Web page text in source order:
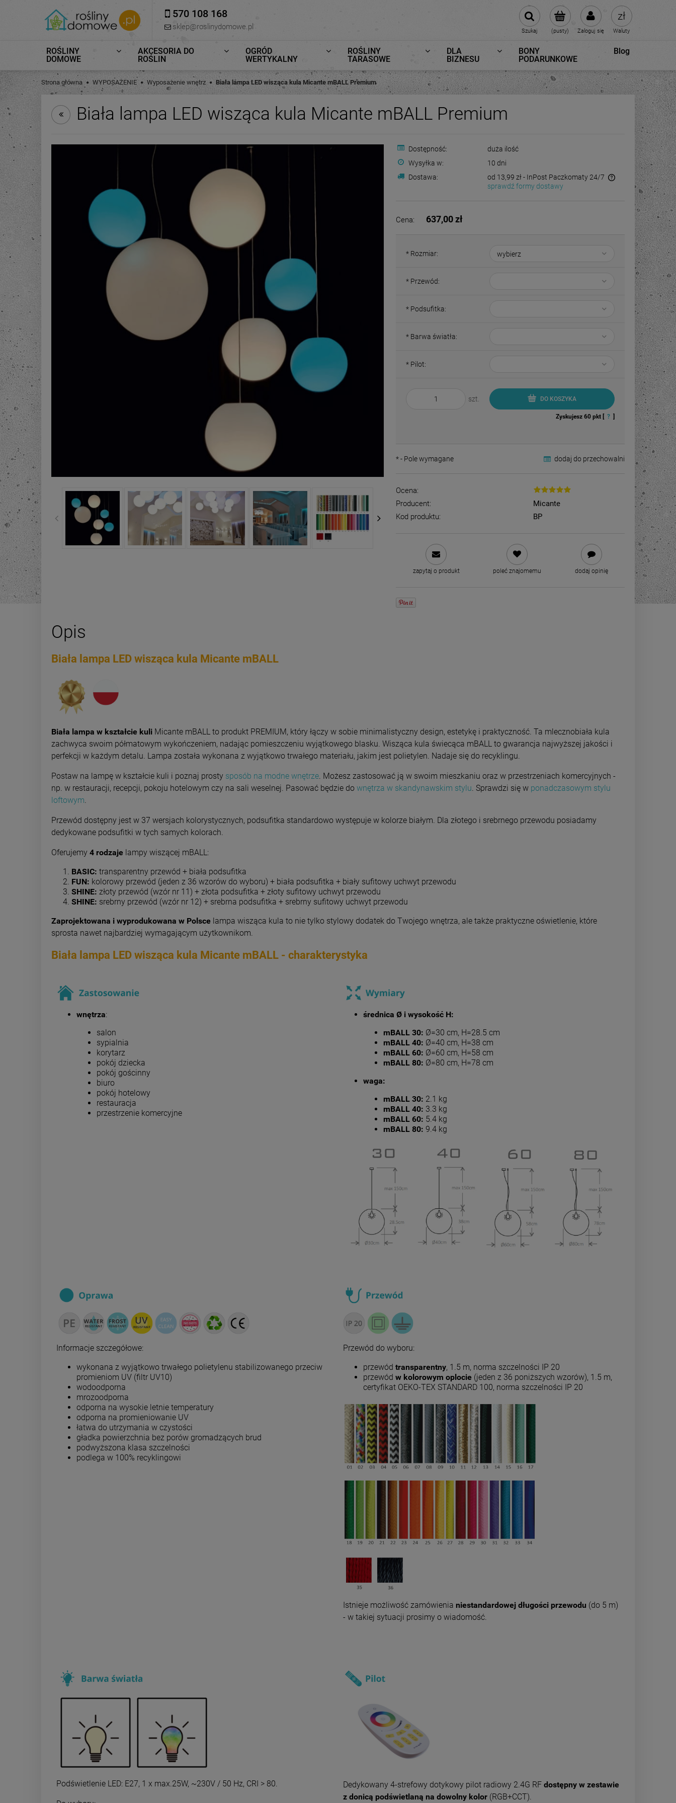
570 108 168
sklep@roslinydomowe.pl (pusty) Zaloguj się
Szukaj Waluty
ROŚLINY
DOMOWE
AKCESORIA DO
ROŚLIN
OGRÓD
WERTYKALNY
ROŚLINY
TARASOWE
DLA
BIZNESU
BONY
PODARUNKOWE
Blog
Strona główna WYPOSAŻENIE Wyposażenie wnętrz Biała lampa LED wisząca kula Micante mBALL Premium
Biała lampa LED wisząca kula Micante mBALL Premium
Dostępność:
duża ilość
Wysyłka w:
10 dni
Dostawa:
od 13,99 zł - InPost Paczkomaty 24/7
sprawdź formy dostawy
Cena: 637,00 zł
* Rozmiar:
* Przewód:
* Podsufitka:
* Barwa światła:
* Pilot:
szt. DO KOSZYKA
Zyskujesz 60pkt [ ? ]
dodaj do przechowalni
*- Pole wymagane
Ocena:
Producent:
Micante
Kod produktu:
BP
zapytaj o produkt poleć znajomemu dodaj opinię
Opis
Biała lampa LED wisząca kula Micante mBALL
Biała lampa w kształcie kuli Micante mBALL to produkt PREMIUM, który łączy w sobie minimalistyczny design, estetykę i praktyczność. Ta mlecznobiała kula
zachwyca swoim półmatowym wykończeniem, nadając pomieszczeniu wyjątkowego blasku. Wisząca kula świecąca mBALL to gwarancja najwyższej jakości i
perfekcji w każdym detalu. Lampa została wykonana z wyjątkowo trwałego materiału, jakim jest polietylen. Nadaje się do recyklingu.
Postaw na lampę w kształcie kuli i poznaj prosty sposób na modne wnętrze . Możesz zastosować ją w swoim mieszkaniu oraz w przestrzeniach komercyjnych -
np. w restauracji, recepcji, pokoju hotelowym czy na sali weselnej. Pasować będzie do wnętrza w skandynawskim stylu . Sprawdzi się w ponadczasowym stylu
loftowym
Przewód dostępny jest w 37 wersjach kolorystycznych, podsufitka standardowo występuje w kolorze białym. Dla złotego i srebrnego przewodu posiadamy
dedykowane podsufitki w tych samych kolorach.
Oferujemy 4 rodzaje lampy wiszącej mBALL:
BASIC: transparentny przewód + biała podsufitka
FUN: kolorowy przewód (jeden z 36 wzorów do wyboru) + biała podsufitka + biały sufitowy uchwyt przewodu
SHINE: złoty przewód (wzór nr 11) + złota podsufitka + złoty sufitowy uchwyt przewodu
SHINE: srebrny przewód (wzór nr 12) + srebrna podsufitka + srebrny sufitowy uchwyt przewodu
Zaprojektowana i wyprodukowana w Polsce lampa wisząca kula to nie tylko stylowy dodatek do Twojego wnętrza, ale także praktyczne oświetlenie, które
sprosta nawet najbardziej wymagającym użytkownikom.
Biała lampa LED wisząca kula Micante mBALL - charakterystyka
wnętrza:
salon
sypialnia
korytarz
pokój dziecka
pokój gościnny
biuro
pokój hotelowy
restauracja
przestrzenie komercyjne
średnica Ø i wysokość H:
mBALL 30: Ø=30 cm, H=28.5 cm
mBALL 40: Ø=40 cm, H=38 cm
mBALL 60: Ø=60 cm, H=58 cm
mBALL 80: Ø=80 cm, H=78 cm
waga:
mBALL 30: 2.1 kg
mBALL 40: 3.3 kg
mBALL 60: 5.4 kg
mBALL 80: 9.4 kg
Informacje szczegółowe:
wykonana z wyjątkowo trwałego polietylenu stabilizowanego przeciw
promieniom UV (filtr UV10)
wodoodporna
mrozoodporna
odporna na wysokie letnie temperatury
odporna na promieniowanie UV
łatwa do utrzymania w czystości
gładka powierzchnia bez porów gromadzących brud
podwyższona klasa szczelności
podlega w 100% recyklingowi
Przewód do wyboru:
przewód transparentny, 1.5 m, norma szczelności IP 20
przewód w kolorowym oplocie (jeden z 36 poniższych wzorów), 1.5 m,
certyfikat OEKO-TEX STANDARD 100, norma szczelności IP 20
Istnieje możliwość zamówienia niestandardowej długości przewodu (do 5 m)
- w takiej sytuacji prosimy o wiadomość.
Podświetlenie LED: E27, 1 x max.25W, ~230V / 50 Hz, CRI > 80. Dedykowany 4-strefowy dotykowy pilot radiowy 2.4G RF dostępny w zestawie
z donicą podświetlaną na dowolny kolor (RGB+CCT).